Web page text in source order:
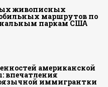
живописных
маршрутов по
паркам США
американской
впечатления
иммигрантки